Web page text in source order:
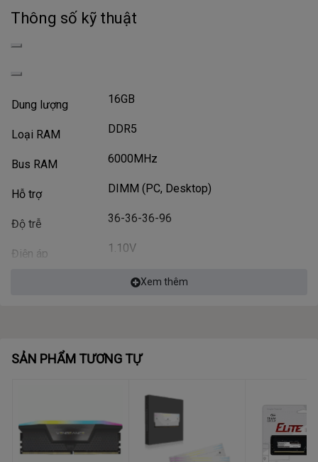
Thông số kỹ thuật
Dung lượng 16GB
Loại RAM DDR5
Bus RAM 6000MHz
Hỗ trợ DIMM (PC, Desktop)
Độ trễ 36-36-36-96
Điện áp 1.10V
Hỗ trợ LEDXem thêm
SẢN PHẨM TƯƠNG TỰ